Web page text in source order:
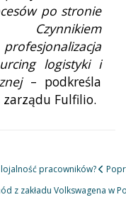
po stronie
Czynnikiem
logistyki i
– podkreśla
Fulfilio.
pracowników?
z zakładu Volkswagena w